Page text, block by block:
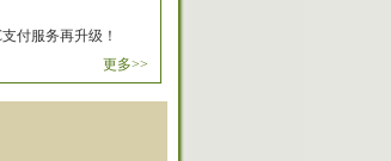
付服务再升级！
更多>>